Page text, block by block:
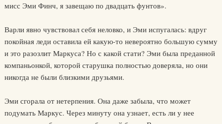
мисс Эми Финч, я завещаю по двадцать фунтов».
Варли явно чувствовал себя неловко, и Эми испугалась: вдруг
покойная леди оставила ей какую-то невероятно большую сумму
и это разозлит Маркуса? Но с какой стати? Эми была преданной
компаньонкой, которой старушка полностью доверяла, но они
никогда не были близкими друзьями.
Эми сгорала от нетерпения. Она даже забыла, что может
подумать Маркус. Через минуту она узнает, есть ли у нее